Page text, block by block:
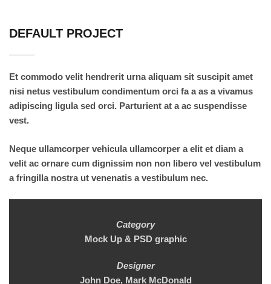
DEFAULT PROJECT
Et commodo velit hendrerit urna aliquam sit suscipit amet
nisi netus vestibulum condimentum orci fa a as a vivamus
adipiscing ligula sed orci. Parturient at a ac suspendisse
vest.
Neque ullamcorper vehicula ullamcorper a elit et diam a
velit ac ornare cum dignissim non non libero vel vestibulum
a fringilla nostra ut venenatis a vestibulum nec.
Category
Mock Up & PSD graphic
Designer
John Doe, Mark McDonald